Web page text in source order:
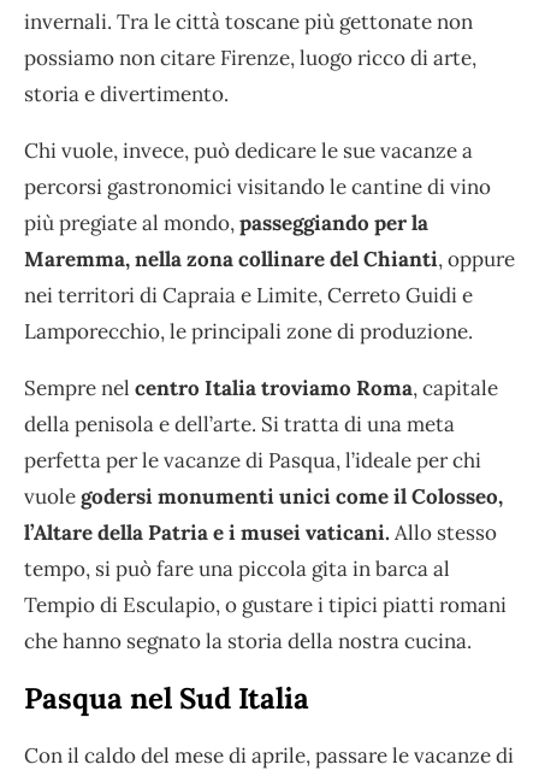
invernali. Tra le città toscane più gettonate non
possiamo non citare Firenze, luogo ricco di arte,
storia e divertimento.
Chi vuole, invece, può dedicare le sue vacanze a
percorsi gastronomici visitando le cantine di vino
più pregiate al mondo,passeggiando per la
Maremma, nella zona collinare del Chianti, oppure
nei territori di Capraia e Limite, Cerreto Guidi e
Lamporecchio, le principali zone di produzione.
Sempre nel centro Italia troviamo Roma, capitale
della penisola e dell’arte. Si tratta di una meta
perfetta per le vacanze di Pasqua, l’ideale per chi
vuolegodersi monumenti unici come il Colosseo,
l’Altare della Patria e i musei vaticani. Allo stesso
tempo, si può fare una piccola gita in barca al
Tempio di Esculapio, o gustare i tipici piatti romani
che hanno segnato la storia della nostra cucina.
Pasqua nel Sud Italia
Con il caldo del mese di aprile, passare le vacanze di